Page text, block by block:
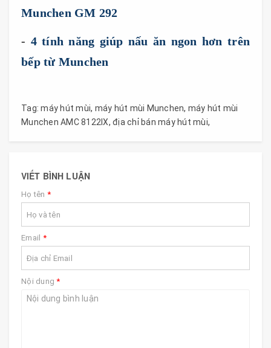
Munchen GM 292
- 4 tính năng giúp nấu ăn ngon hơn trên
bếp từ Munchen
Tag: máy hút mùi, máy hút mùi Munchen, máy hút mùi
Munchen AMC 8122IX, địa chỉ bán máy hút mùi,
VIẾT BÌNH LUẬN
Họ tên *
Email *
Nội dung*